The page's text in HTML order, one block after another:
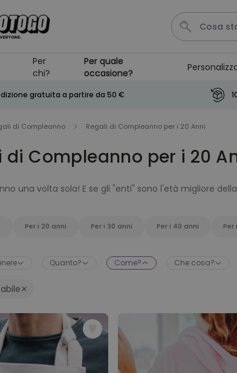
Per
chi?
Per quale
occasione?
gratuita a partire da 50 €
di Compleanno Regali di Compleanno per i 20 Anni
di Compleanno per i 20
una volta sola! E se gli "enti" sono l'età migliore
di Troppotogo non puoi proprio
Per i 20 anni Per i 30 anni Per i 40 anni Per
Quanto? Come? Che cosa?